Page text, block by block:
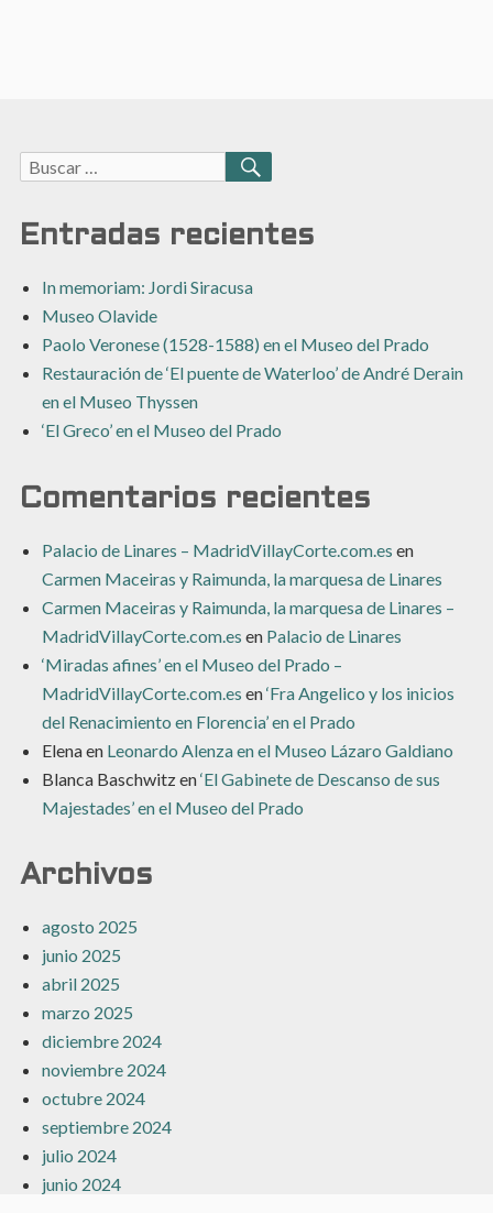
Buscar:
BUSCAR
Entradas recientes
In memoriam: Jordi Siracusa
Museo Olavide
Paolo Veronese (1528-1588) en el Museo del Prado
Restauración de ‘El puente de Waterloo’ de André Derain
en el Museo Thyssen
‘El Greco’ en el Museo del Prado
Comentarios recientes
Palacio de Linares – MadridVillayCorte.com.es en
Carmen Maceiras y Raimunda, la marquesa de Linares
Carmen Maceiras y Raimunda, la marquesa de Linares –
MadridVillayCorte.com.es en Palacio de Linares
‘Miradas afines’ en el Museo del Prado –
MadridVillayCorte.com.es en‘Fra Angelico y los inicios
del Renacimiento en Florencia’ en el Prado
Elenaen Leonardo Alenza en el Museo Lázaro Galdiano
Blanca Baschwitzen‘El Gabinete de Descanso de sus
Majestades’ en el Museo del Prado
Archivos
agosto 2025
junio 2025
abril 2025
marzo 2025
diciembre 2024
noviembre 2024
octubre 2024
septiembre 2024
julio 2024
junio 2024